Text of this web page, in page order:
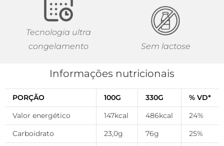
Tecnologia ultra
congelamento
Sem lactose
Informações nutricionais
PORÇÃO 100G 330G
% VD*
Valor energético
147kcal 486kcal
24%
Carboidrato
23,0g 76g
25%